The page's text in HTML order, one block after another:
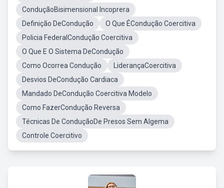
ConduçãoBisimensional Incoprera
Definição DeCondução
O Que ÉCondução Coercitiva
Policia FederalCondução Coercitiva
O Que E O Sistema DeCondução
Como Ocorrea Condução
LiderançaCoercitiva
Desvios DeCondução Cardiaca
Mandado DeCondução Coercitiva Modelo
Como FazerCondução Reversa
Técnicas De ConduçãoDe Presos Sem Algema
Controle Coercitivo